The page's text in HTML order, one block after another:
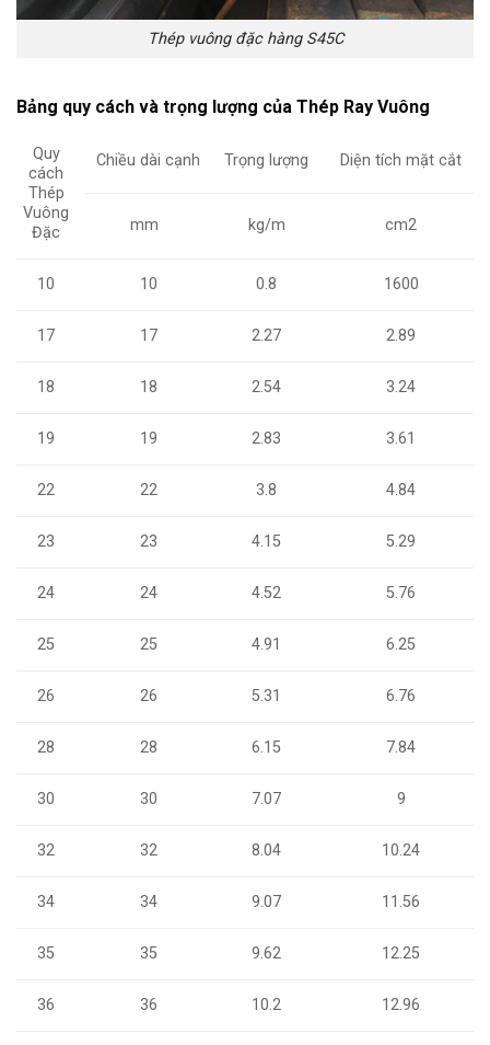
Thép vuông đặc hàng S45C
Bảng quy cách và trọng lượng của Thép Ray Vuông
Quy
cách
Thép
Vuông
Đặc
Chiều dài cạnh Trọng lượng Diện tích mặt cắt
mm kg/m cm2
10 10 0.8 1600
17 17 2.27 2.89
18 18 2.54 3.24
19 19 2.83 3.61
22 22 3.8 4.84
23 23 4.15 5.29
24 24 4.52 5.76
25 25 4.91 6.25
26 26 5.31 6.76
28 28 6.15 7.84
30 30 7.07 9
32 32 8.04 10.24
34 34 9.07 11.56
35 35 9.62 12.25
36 36 10.2 12.96